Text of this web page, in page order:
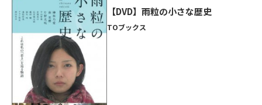
【DVD】雨粒の小さな歴史
TOブックス